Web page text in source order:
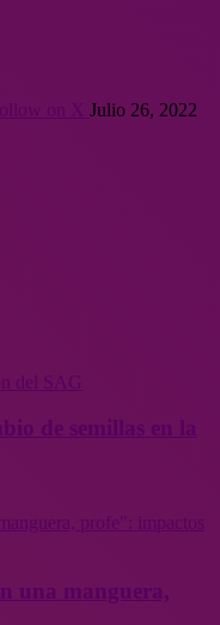
Julio 26, 2022